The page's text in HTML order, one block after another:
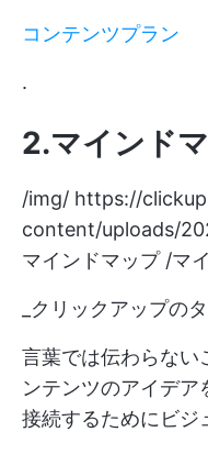
コンテンツプラン
.
2.マインド
/img/ https://
content/uploads/
マインドマップ /マ
_クリックアップの
言葉では伝わらない
ンテンツのアイデア
接続するためにビジ